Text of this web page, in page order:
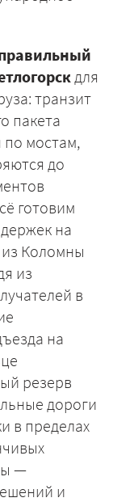
для
транзит
пакета
мостам,
до
готовим
на
Коломны
из
в
на
резерв
дороги
в пределах
—
и
520-05-23